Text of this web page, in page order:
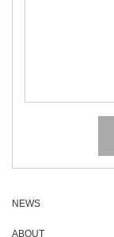
NEWS
ABOUT